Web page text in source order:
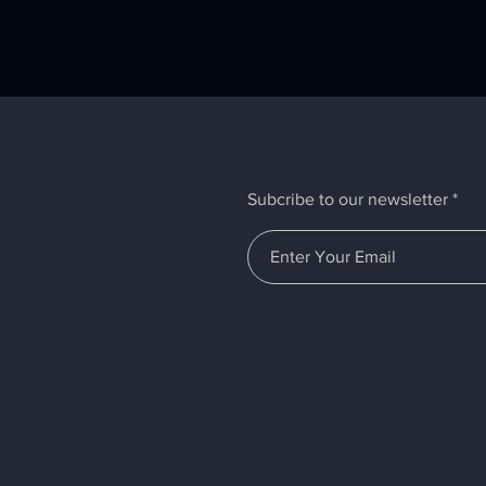
Subcribe to our newsletter